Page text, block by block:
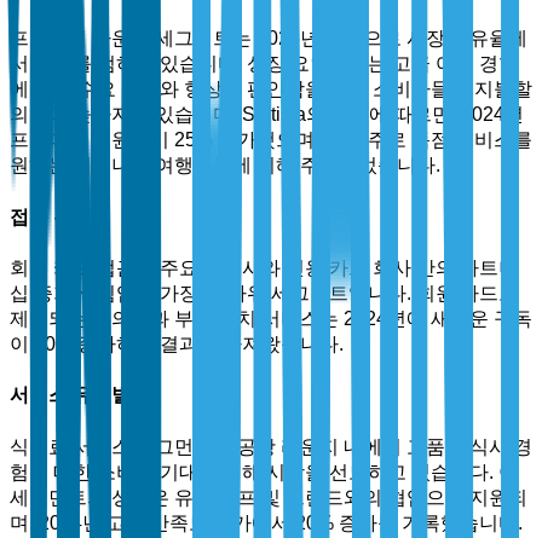
프리미엄 라운지 세그먼트는 2025년 기준으로 시장 점유율에
서 우위를 점하고 있습니다. 성장 요인으로는 고급 여행 경험
에 대한 수요 증가와 향상된 편안함을 위해 소비자들이 지불할
의향이 높아지고 있습니다. Statista의 조사에 따르면, 2024년
프리미엄 회원권이 25% 증가했으며, 이는 주로 독점 서비스를
원하는 비즈니스 여행자들에 의해 주도되었습니다.
접근 유형별
회원 카드 접근은 주요 항공사와 신용 카드 회사 간의 파트너
십 증가에 힘입어 가장 큰 하위 세그먼트입니다. 회원 카드로
제공되는 편의성과 부가 가치 서비스는 2024년에 새로운 구독
이 30% 증가하는 결과를 가져왔습니다.
서비스 유형별
식음료 서비스 세그먼트는 공항 라운지 내에서 고품질 식사 경
험에 대한 소비자 기대에 의해 시장을 선도하고 있습니다. 이
세그먼트의 성장은 유명 셰프 및 브랜드와의 협업으로 지원되
며, 2024년 고객 만족도 평가에서 20% 증가를 기록했습니다.